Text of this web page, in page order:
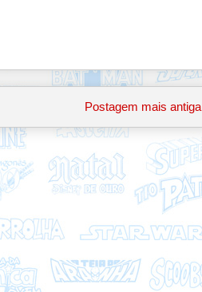
Postagem mais antiga